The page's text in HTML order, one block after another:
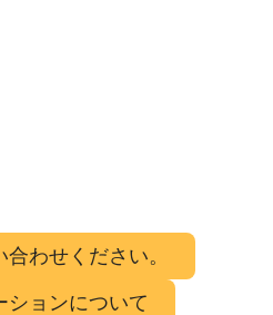
わせください。
ションについて